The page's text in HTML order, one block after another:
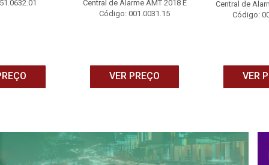
Central de Alarme AMT 2018 E
Código: 001.0031.15
VER PREÇO
Central de
Código:
VER